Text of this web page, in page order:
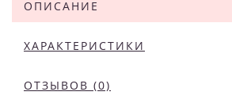
ОПИСАНИЕ
ХАРАКТЕРИСТИКИ
ОТЗЫВОВ (0)